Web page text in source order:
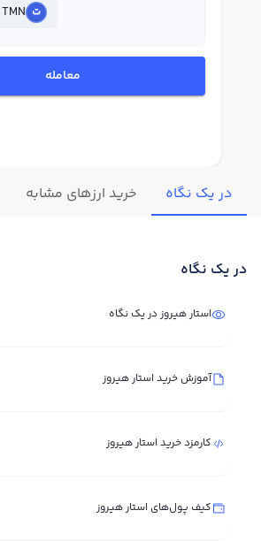
TMN
معامله
در یک نگاه خرید ارزهای مشابه
در یک نگاه
استار هیروز در یک نگاه
آموزش خرید استار هیروز
کارمزد خرید استار هیروز
کیف پول‌های استار هیروز